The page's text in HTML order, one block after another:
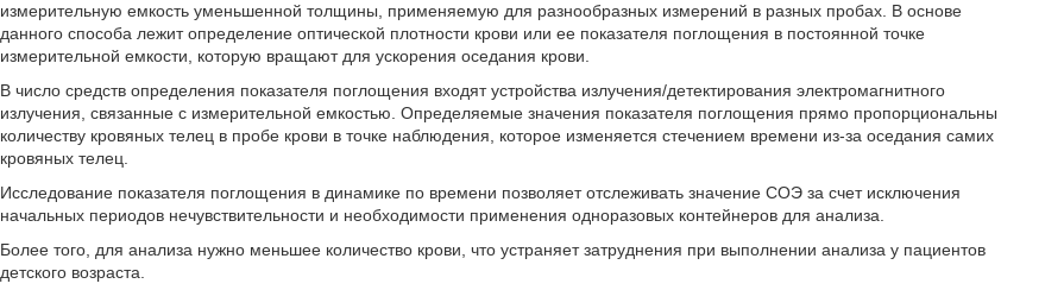
измерительную емкость уменьшенной толщины, применяемую для разнообразных измерений в разных пробах. В основе
данного способа лежит определение оптической плотности крови или ее показателя поглощения в постоянной точке
измерительной емкости, которую вращают для ускорения оседания крови.
В число средств определения показателя поглощения входят устройства излучения/детектирования электромагнитного
излучения, связанные с измерительной емкостью. Определяемые значения показателя поглощения прямо пропорциональны
количеству кровяных телец в пробе крови в точке наблюдения, которое изменяется стечением времени из-за оседания самих
кровяных телец.
Исследование показателя поглощения в динамике по времени позволяет отслеживать значение СОЭ за счет исключения
начальных периодов нечувствительности и необходимости применения одноразовых контейнеров для анализа.
Более того, для анализа нужно меньшее количество крови, что устраняет затруднения при выполнении анализа у пациентов
детского возраста.